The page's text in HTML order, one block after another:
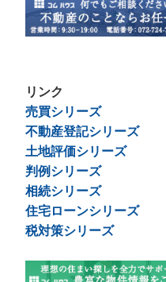
リンク
売買シリーズ
不動産登記シリーズ
土地評価シリーズ
判例シリーズ
相続シリーズ
住宅ローンシリーズ
税対策シリーズ